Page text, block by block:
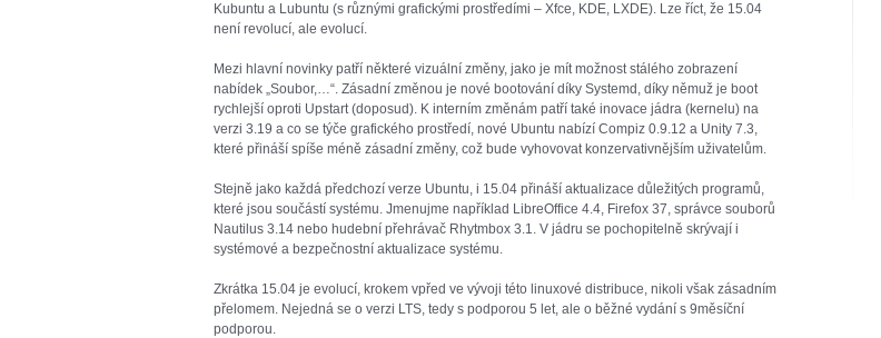
Kubuntu a Lubuntu (s různými grafickými prostředími – Xfce, KDE, LXDE). Lze říct, že 15.04
není revolucí, ale evolucí.
Mezi hlavní novinky patří některé vizuální změny, jako je mít možnost stálého zobrazení
nabídek „Soubor,…“. Zásadní změnou je nové bootování díky Systemd, díky němuž je boot
rychlejší oproti Upstart (doposud). K interním změnám patří také inovace jádra (kernelu) na
verzi 3.19 a co se týče grafického prostředí, nové Ubuntu nabízí Compiz 0.9.12 a Unity 7.3,
které přináší spíše méně zásadní změny, což bude vyhovovat konzervativnějším uživatelům.
Stejně jako každá předchozí verze Ubuntu, i 15.04 přináší aktualizace důležitých programů,
které jsou součástí systému. Jmenujme například LibreOffice 4.4, Firefox 37, správce souborů
Nautilus 3.14 nebo hudební přehrávač Rhytmbox 3.1. V jádru se pochopitelně skrývají i
systémové a bezpečnostní aktualizace systému.
Zkrátka 15.04 je evolucí, krokem vpřed ve vývoji této linuxové distribuce, nikoli však zásadním
přelomem. Nejedná se o verzi LTS, tedy s podporou 5 let, ale o běžné vydání s 9měsíční
podporou.